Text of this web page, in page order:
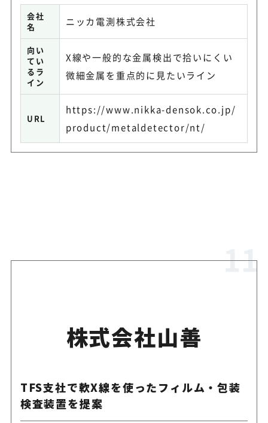
会社
名
ニッカ電測株式会社
向い
てい
るラ
イン
X線や一般的な金属検出で拾いにくい
微細金属を重点的に見たいライン
URL
https://www.nikka-densok.co.jp/
product/metaldetector/nt/
株式会社山善
TFS支社で軟X線を使ったフィルム・包装
検査装置を提案